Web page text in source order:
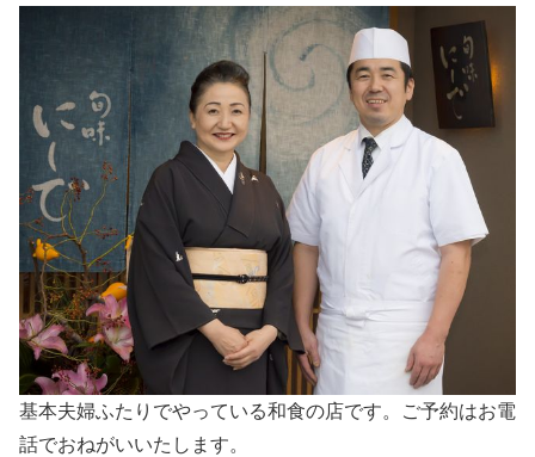
基本夫婦ふたりでやっている和食の店です。ご予約はお電
話でおねがいいたします。